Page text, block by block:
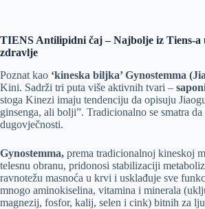
TIENS Antilipidni čaj – Najbolje iz Tiens-a
zdravlje
Poznat kao ‘kineska biljka’ Gynostemma
Kini. Sadrži tri puta više aktivnih tvari –
stoga Kinezi imaju tendenciju da opisuju
ginsenga, ali bolji”. Tradicionalno se smatra da
dugovječnosti.
Gynostemma, prema tradicionalnoj kineskoj
telesnu obranu, pridonosi stabilizaciji
ravnotežu masnoća u krvi i usklađuje sve
mnogo aminokiselina, vitamina i minerala
magnezij, fosfor, kalij, selen i cink) bitnih za